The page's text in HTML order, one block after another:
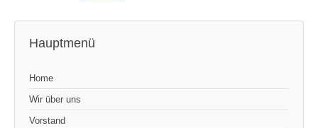
Hauptmenü
Home
Wir über uns
Vorstand